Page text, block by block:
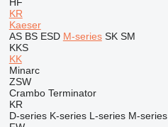
KR
Kaeser
AS BS ESD M-series SK SM
KKS
KK
Minarc
ZSW
Crambo Terminator
KR
D-series K-series L-series M-series